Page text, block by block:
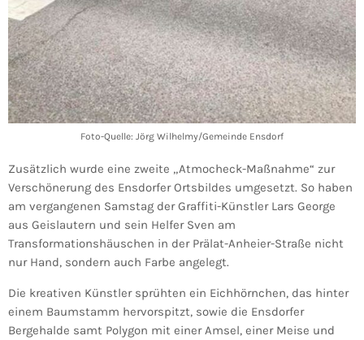
Foto-Quelle: Jörg Wilhelmy/Gemeinde Ensdorf
Zusätzlich wurde eine zweite „Atmocheck-Maßnahme“ zur
Verschönerung des Ensdorfer Ortsbildes umgesetzt. So haben
am vergangenen Samstag der Graffiti-Künstler Lars George
aus Geislautern und sein Helfer Sven am
Transformationshäuschen in der Prälat-Anheier-Straße nicht
nur Hand, sondern auch Farbe angelegt.
Die kreativen Künstler sprühten ein Eichhörnchen, das hinter
einem Baumstamm hervorspitzt, sowie die Ensdorfer
Bergehalde samt Polygon mit einer Amsel, einer Meise und